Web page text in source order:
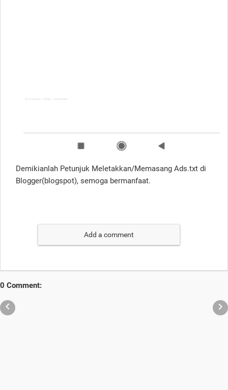
Demikianlah Petunjuk Meletakkan/Memasang Ads.txt di
Blogger(blogspot), semoga bermanfaat.
Add a comment
0 Comment:
 